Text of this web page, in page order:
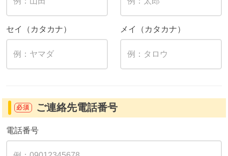
セイ（カタカナ） メイ（カタカナ）
必須 ご連絡先電話番号
電話番号